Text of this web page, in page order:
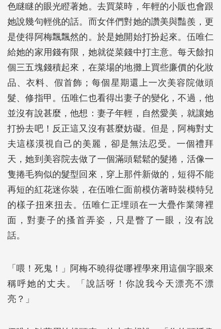
色瞇瞇的眼光瞪著她。去買菜時，年輕的小販也會跟
她說幾句輕佻的話。而女伴們對她的讚美與豔羨，更
是使得阿梅飄飄然的。於是她開始打扮起來。伍唯仁
給她的家用錢有限，她就從菜錢中打主意。每天餘扣
個三五塊錢積起來，在菜場的地攤上買些廉價的化妝
品、衣料、假首飾；每個星期還上一次美容院做頭
髮、修指甲。伍唯仁也看得出妻子的變化，不過，他
並沒有說甚麼，他想：妻子年輕，自然愛美，就讓她
打扮去吧！反正這又沒有甚麼妨礙。但是，阿梅對丈
夫這樣漠視自己的美麗，卻是無法忍受。一個禮拜
天，她到美容院去做了一個滿頭鬆鬆的髮捲，活像一
隻捲毛狗似的髮型回來，穿上那件新做的，短得不能
再短的紅花迷你裝，在伍唯仁面前模仿著時裝模特兒
的樣子扭來扭去。伍唯仁正埋頭在一大疊作業簿裡
面，對妻子的搔首弄姿，只是瞥了一眼，沒有說
話。
「喂！死鬼！」阿梅不曉得從哪裡學來用這個字眼來
稱呼她的丈夫。「說話呀！你說我今天漂亮不漂
亮？」